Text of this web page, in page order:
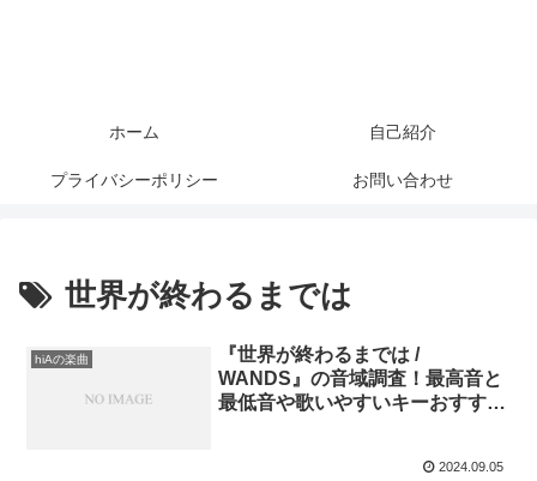
ホーム 自己紹介
プライバシーポリシー お問い合わせ
世界が終わるまでは
hiAの楽曲
『世界が終わるまでは /
WANDS』の音域調査！最高音と
最低音や歌いやすいキーおすす
2024.09.05